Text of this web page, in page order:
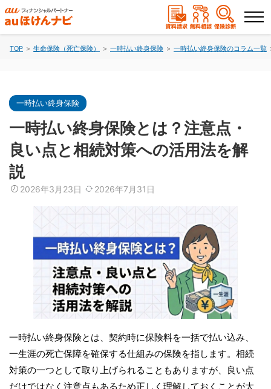
ランキングから選ぶ
保険を比較する
保険会社から探す
保険のコラムを読む
（無料）
TOP 生命保険（死亡保険） 一時払い終身保険 一時払い終身保険のコラム一覧
一時払い終身保険
一時払い終身保険とは？注意点・
良い点と相続対策への活用法を解
説
2026年3月23日 2026年7月31日
一時払い終身保険とは、契約時に保険料を一括で払い込み、
一生涯の死亡保障を確保する仕組みの保険を指します。相続
対策の一つとして取り上げられることもありますが、良い点
だけではなく注意点もあるため正しく理解しておくことが大